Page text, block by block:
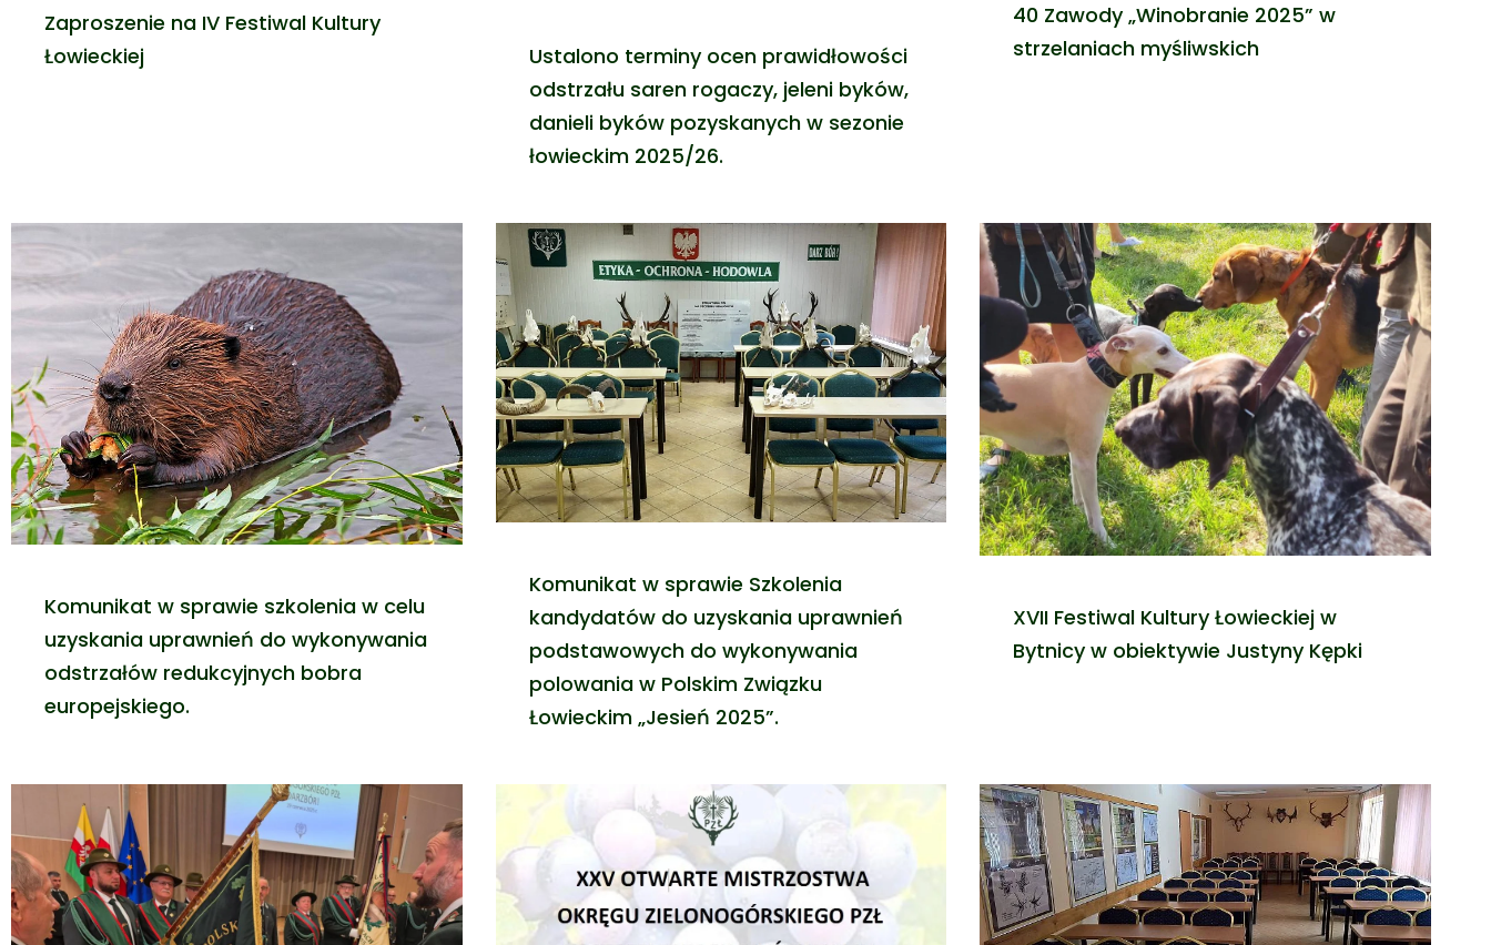
Zaproszenie na IV Festiwal Kultury
Łowieckiej
Ustalono terminy ocen prawidłowości
odstrzału saren rogaczy, jeleni byków,
danieli byków pozyskanych w sezonie
łowieckim 2025/26.
40 Zawody „Winobranie 2025” w
strzelaniach myśliwskich
Komunikat w sprawie szkolenia w celu
uzyskania uprawnień do wykonywania
odstrzałów redukcyjnych bobra
europejskiego.
Komunikat w sprawie Szkolenia
kandydatów do uzyskania uprawnień
podstawowych do wykonywania
polowania w Polskim Związku
Łowieckim „Jesień 2025”.
XVII Festiwal Kultury Łowieckiej w
Bytnicy w obiektywie Justyny Kępki